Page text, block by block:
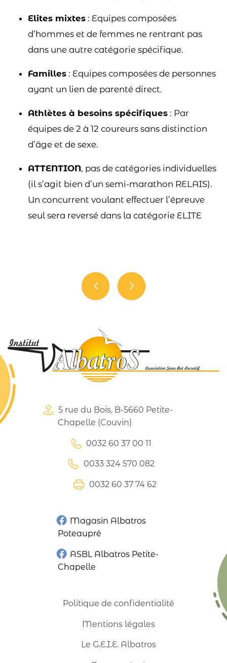
Elites mixtes : Equipes composées
d’hommes et de femmes ne rentrant pas
dans une autre catégorie spécifique.
Familles : Equipes composées de personnes
ayant un lien de parenté direct.
Athlètes à besoins spécifiques : Par
équipes de 2 à 12 coureurs sans distinction
d’âge et de sexe.
ATTENTION, pas de catégories individuelles
(il s’agit bien d’un semi-marathon RELAIS).
Un concurrent voulant effectuer l’épreuve
seul sera reversé dans la catégorie ELITE
5 rue du Bois, B-5660 Petite-
Chapelle (Couvin)
0032 60 37 00 11
0033 324 570 082
0032 60 37 74 62
Magasin Albatros
Poteaupré
ASBL Albatros Petite-
Chapelle
Politique de confidentialité
Mentions légales
Le G.E.I.E. Albatros